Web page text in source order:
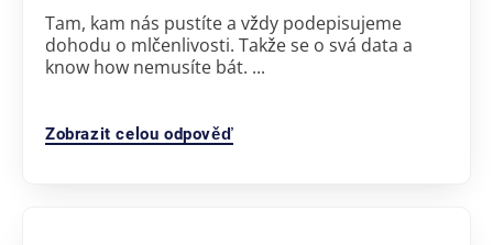
Tam, kam nás pustíte a vždy podepisujeme
dohodu o mlčenlivosti. Takže se o svá data a
know how nemusíte bát. ...
Zobrazit celou odpověď